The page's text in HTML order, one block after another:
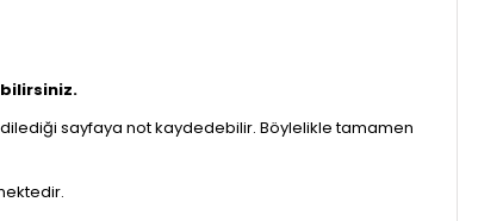
sayfaya not kaydedebilir. Böylelikle tamamen